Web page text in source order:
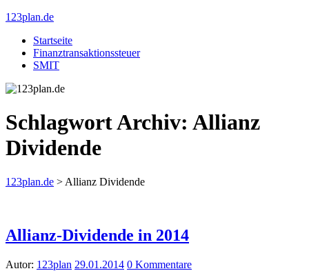
123plan.de
Startseite
Finanztransaktionssteuer
SMIT
Schlagwort Archiv: Allianz
Dividende
123plan.de > Allianz Dividende
Allianz-Dividende in 2014
Autor: 123plan 29.01.2014 0 Kommentare